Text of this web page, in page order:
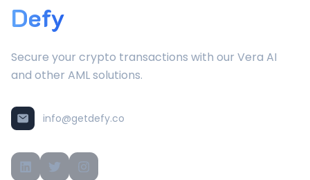
Defy
Secure your crypto transactions with our Vera AI
and other AML solutions.
info@getdefy.co